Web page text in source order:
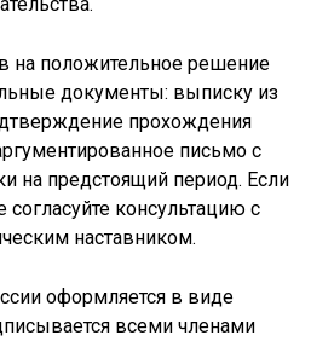
положительное решение
документы: выписку из
прохождения
письмо с
на предстоящий период. Если
согласуйте консультацию с
наставником.
оформляется в виде
всеми членами